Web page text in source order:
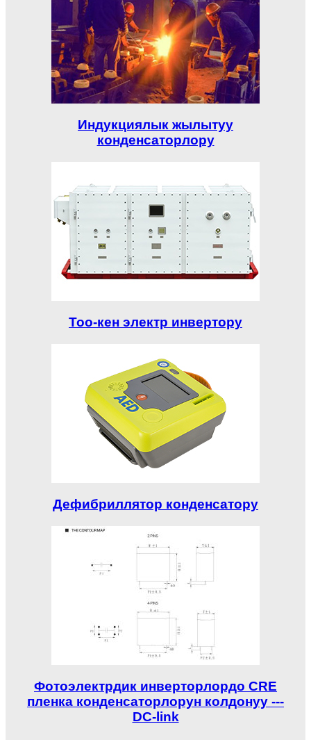
Индукциялык жылытуу
конденсаторлору
Тоо-кен электр инвертору
Дефибриллятор конденсатору
Фотоэлектрдик инверторлордо CRE
пленка конденсаторлорун колдонуу ---
DC-link